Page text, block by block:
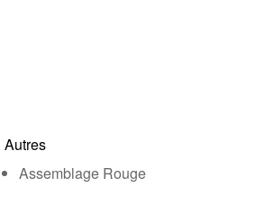
Autres
Assemblage Rouge